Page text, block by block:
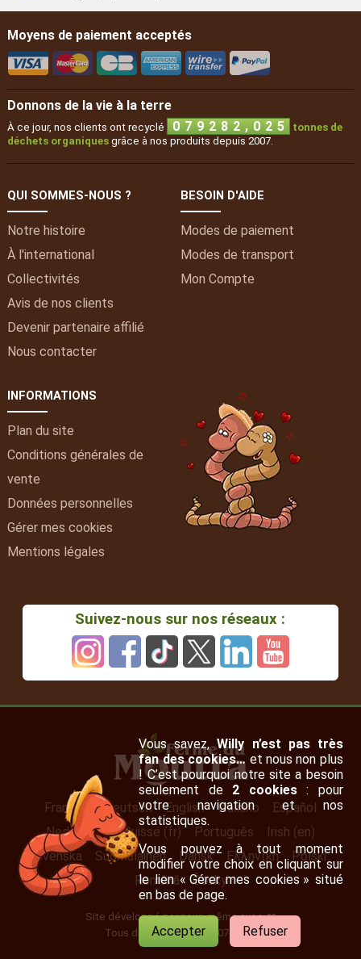
Moyens de paiement acceptés
Donnons de la vie à la terre
À ce jour, nos clients ont recyclé 0 7 9 2 8 2 , 0 2 5
tonnes de
déchets organiquesgrâce à nos produits depuis 2007.
QUI SOMMES-NOUS ?
Notre histoire
À l'international
Collectivités
Avis de nos clients
Devenir partenaire affilié
Nous contacter
BESOIN D'AIDE
Modes de paiement
Modes de transport
Mon Compte
INFORMATIONS
Plan du site
Conditions générales de
vente
Données personnelles
Gérer mes cookies
Mentions légales
Suivez-nous sur nos réseaux :
Français Deutsch English Italiano
Español
Nederlands
Suisse (fr) Português
Irish (en)
Svenska
Suomalainen Dansk Ελληνική
Polski
Română
Česky
Site développé par nous-même avec ❤️
Tous droits réservés 2007-2026.
Vous savez,Willy n’est pas très
fan des cookies… et nous non plus
! C’est pourquoi notre site a besoin
seulement de 2 cookies: pour
votre navigation et nos
statistiques.
Vous pouvez à tout moment
modifier votre choix en cliquant sur
le lien « Gérer mes cookies » situé
en bas de page.
Accepter Refuser